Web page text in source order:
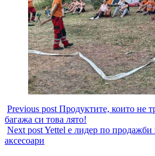
Previous post Продуктите, които не
багажа си това лято!
Next postYettel е лидер по
аксесоари